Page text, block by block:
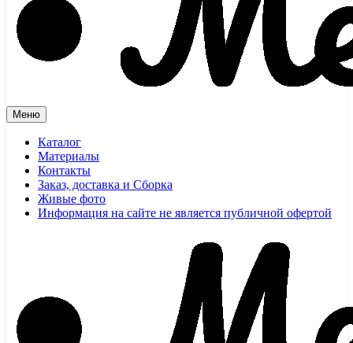
Меню
Каталог
Материалы
Контакты
Заказ, доставка и Сборка
Живые фото
Информация на сайте не является публичной офертой